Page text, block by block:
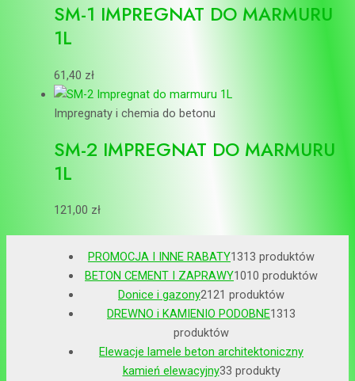
SM-1 IMPREGNAT DO MARMURU
1L
61,40 zł
Impregnaty i chemia do betonu
SM-2 IMPREGNAT DO MARMURU
1L
121,00 zł
PROMOCJA I INNE RABATY1313 produktów
BETON CEMENT I ZAPRAWY1010 produktów
Donice i gazony2121 produktów
DREWNO i KAMIENIO PODOBNE1313
produktów
Elewacje lamele beton architektoniczny
kamień elewacyjny33 produkty